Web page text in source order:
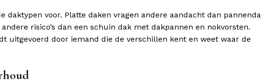
daktypen voor. Platte daken vragen andere aandacht dan
risico’s dan een schuin dak met dakpannen en nokvorsten.
uitgevoerd door iemand die de verschillen kent en weet waar de